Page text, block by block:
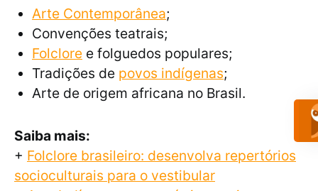
Arte Contemporânea;
Convenções teatrais;
Folclore e folguedos populares;
Tradições de povos indígenas;
Arte de origem africana no Brasil.
Saiba mais:
+ Folclore brasileiro: desenvolva repertórios
socioculturais para o vestibular